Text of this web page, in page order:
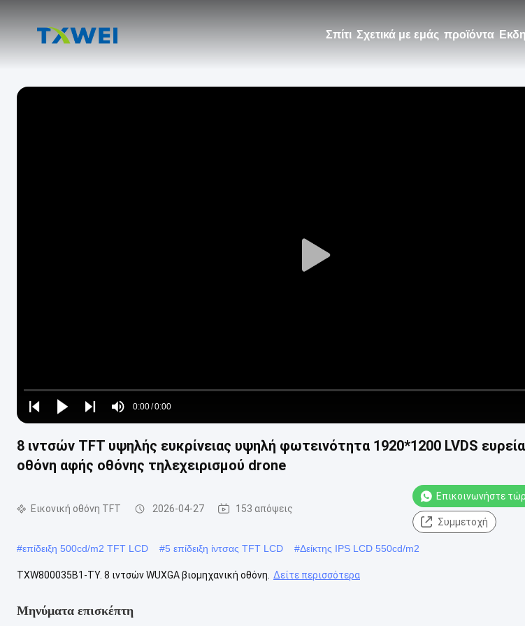
Σπίτι Σχετικά με εμάς προϊόντα
Play
Play
Play
Play
Mute
Time
0:00/0:00
Loaded:
0%
8 ιντσών TFT υψηλής ευκρίνειας υψηλή φωτεινότητα 1920*1200 LVDS
οθόνη αφής οθόνης τηλεχειρισμού drone
Εικονική οθόνη TFT 2026-04-27 153 απόψεις
Επικοινωνήστε
Συμμετοχή
#επίδειξη 500cd/m2 TFT LCD #5 επίδειξη ίντσας TFT LCD #Δείκτης IPS LCD 550cd/m2
TXW800035B1-TY. 8 ιντσών WUXGA βιομηχανική οθόνη. Δείτε περισσότερα
Μηνύματα επισκέπτη